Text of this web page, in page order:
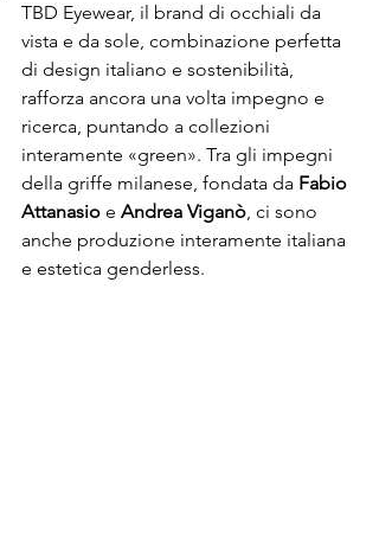
TBD Eyewear, il brand di occhiali da
vista e da sole, combinazione perfetta
di design italiano e sostenibilità,
rafforza ancora una volta impegno e
ricerca, puntando a collezioni
interamente «green». Tra gli impegni
della griffe milanese, fondata da Fabio
Attanasio e Andrea Viganò, ci sono
anche produzione interamente italiana
e estetica genderless.